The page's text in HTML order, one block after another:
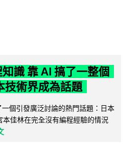
識 靠 AI 搞了一整個
技術界成為話題
個引發廣泛討論的熱門話題：日本
佳林在完全沒有編程經驗的情況